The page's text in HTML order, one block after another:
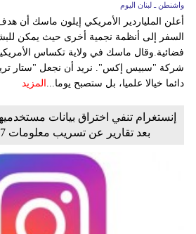
واشنطن ـ لبنان اليوم
أعلن الملياردير الأمريكي إيلون ماسك
السفر إلى أنظمة نجمية أخرى حيث يمكن
فضائية.وقال ماسك في ولاية تكساس
شركة "سبيس إكس". نريد أن نجعل "ستار
دائما خيالا علميا، بل ستصبح يوما... المزيد
إنستغرام تنفي اختراق بيانات
بعد تقارير عن تسريب معلومات 17 مليون مستخدم